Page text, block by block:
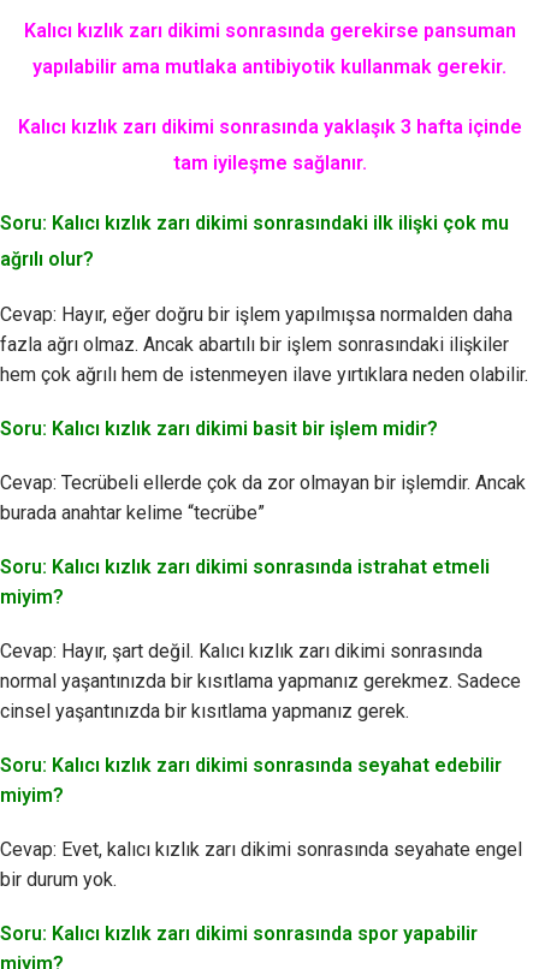
Kalıcı kızlık zarı dikimi sonrasında gerekirse pansuman
yapılabilir ama mutlaka antibiyotik kullanmak gerekir.
Kalıcı kızlık zarı dikimi sonrasında yaklaşık 3 hafta içinde
tam iyileşme sağlanır.
Soru: Kalıcı kızlık zarı dikimi sonrasındaki ilk ilişki çok mu
ağrılı olur?
Cevap: Hayır, eğer doğru bir işlem yapılmışsa normalden daha
fazla ağrı olmaz. Ancak abartılı bir işlem sonrasındaki ilişkiler
hem çok ağrılı hem de istenmeyen ilave yırtıklara neden olabilir.
Soru: Kalıcı kızlık zarı dikimi basit bir işlem midir?
Cevap: Tecrübeli ellerde çok da zor olmayan bir işlemdir. Ancak
burada anahtar kelime “tecrübe”
Soru: Kalıcı kızlık zarı dikimi sonrasında istrahat etmeli
miyim?
Cevap: Hayır, şart değil. Kalıcı kızlık zarı dikimi sonrasında
normal yaşantınızda bir kısıtlama yapmanız gerekmez. Sadece
cinsel yaşantınızda bir kısıtlama yapmanız gerek.
Soru: Kalıcı kızlık zarı dikimi sonrasında seyahat edebilir
miyim?
Cevap: Evet, kalıcı kızlık zarı dikimi sonrasında seyahate engel
bir durum yok.
Soru: Kalıcı kızlık zarı dikimi sonrasında spor yapabilir
miyim?